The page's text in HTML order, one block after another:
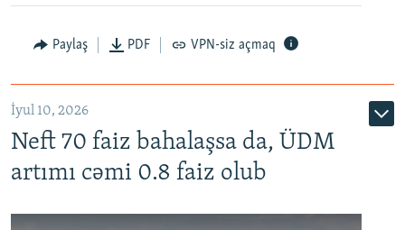
Paylaş PDF VPN-siz açmaq
İyul 10, 2026
Neft 70 faiz bahalaşsa da, ÜDM
artımı cəmi 0.8 faiz olub